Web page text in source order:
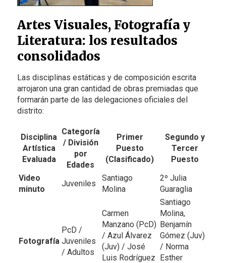
Artes Visuales, Fotografía y
Literatura: los resultados
consolidados
Las disciplinas estáticas y de composición escrita
arrojaron una gran cantidad de obras premiadas que
formarán parte de las delegaciones oficiales del
distrito:
Disciplina
Artística
Evaluada
Categoría
/ División
por
Edades
Primer
Puesto
(Clasificado)
Segundo y
Tercer
Puesto
Video
minuto
Juveniles
Santiago
Molina
2º Julia
Guaraglia
Fotografía
PcD /
Juveniles
/ Adultos
Carmen
Manzano (PcD)
/ Azul Álvarez
(Juv) / José
Luis Rodríguez
Santiago
Molina,
Benjamín
Gómez (Juv)
/ Norma
Esther